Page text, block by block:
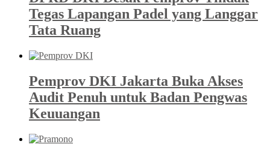
Tegas Lapangan Padel yang Langgar
Tata Ruang
Pemprov DKI Jakarta Buka Akses
Audit Penuh untuk Badan Pengwas
Keuuangan